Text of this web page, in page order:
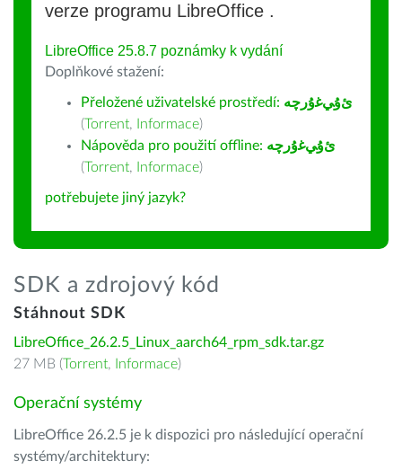
verze programu LibreOffice .
LibreOffice 25.8.7 poznámky k vydání
Doplňkové stažení:
Přeložené uživatelské prostředí: ﺉۇﻲﻏۇﺭچە
(Torrent, Informace)
Nápověda pro použití offline: ﺉۇﻲﻏۇﺭچە
(Torrent, Informace)
potřebujete jiný jazyk?
SDK a zdrojový kód
Stáhnout SDK
LibreOffice_26.2.5_Linux_aarch64_rpm_sdk.tar.gz
27 MB (Torrent, Informace)
Operační systémy
LibreOffice 26.2.5 je k dispozici pro následující operační
systémy/architektury: